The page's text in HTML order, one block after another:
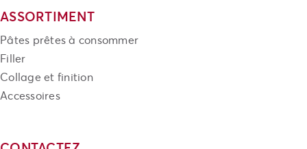
ASSORTIMENT
Pâtes prêtes à consommer
Filler
Collage et finition
Accessoires